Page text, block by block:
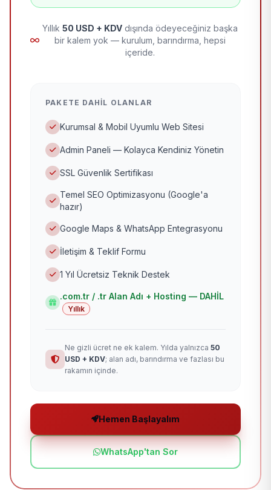
Yıllık 50 USD + KDV dışında ödeyeceğiniz başka
bir kalem yok — kurulum, barındırma, hepsi
içeride.
PAKETE DAHIL OLANLAR
Kurumsal & Mobil Uyumlu Web Sitesi
Admin Paneli — Kolayca Kendiniz Yönetin
SSL Güvenlik Sertifikası
Temel SEO Optimizasyonu (Google'a
hazır)
Google Maps & WhatsApp Entegrasyonu
İletişim & Teklif Formu
1 Yıl Ücretsiz Teknik Destek
.com.tr / .tr Alan Adı + Hosting — DAHİL
Yıllık
Ne gizli ücret ne ek kalem. Yılda yalnızca 50
USD + KDV; alan adı, barındırma ve fazlası bu
rakamın içinde.
Hemen Başlayalım
WhatsApp'tan Sor